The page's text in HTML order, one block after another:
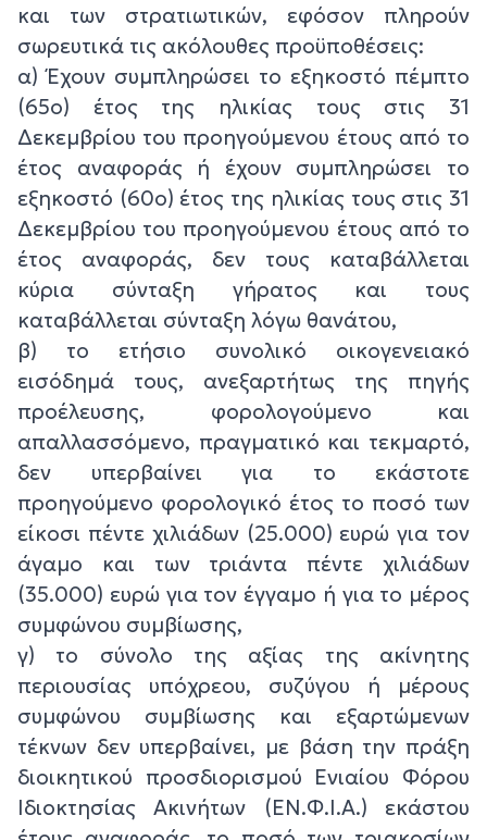
και των στρατιωτικών, εφόσον πληρούν
σωρευτικά τις ακόλουθες προϋποθέσεις:
α) Έχουν συμπληρώσει το εξηκοστό πέμπτο
(65ο) έτος της ηλικίας τους στις 31
Δεκεμβρίου του προηγούμενου έτους από το
έτος αναφοράς ή έχουν συμπληρώσει το
εξηκοστό (60ο) έτος της ηλικίας τους στις 31
Δεκεμβρίου του προηγούμενου έτους από το
έτος αναφοράς, δεν τους καταβάλλεται
κύρια σύνταξη γήρατος και τους
καταβάλλεται σύνταξη λόγω θανάτου,
β) το ετήσιο συνολικό οικογενειακό
εισόδημά τους, ανεξαρτήτως της πηγής
προέλευσης, φορολογούμενο και
απαλλασσόμενο, πραγματικό και τεκμαρτό,
δεν υπερβαίνει για το εκάστοτε
προηγούμενο φορολογικό έτος το ποσό των
είκοσι πέντε χιλιάδων (25.000) ευρώ για τον
άγαμο και των τριάντα πέντε χιλιάδων
(35.000) ευρώ για τον έγγαμο ή για το μέρος
συμφώνου συμβίωσης,
γ) το σύνολο της αξίας της ακίνητης
περιουσίας υπόχρεου, συζύγου ή μέρους
συμφώνου συμβίωσης και εξαρτώμενων
τέκνων δεν υπερβαίνει, με βάση την πράξη
διοικητικού προσδιορισμού Ενιαίου Φόρου
Ιδιοκτησίας Ακινήτων (ΕΝ.Φ.Ι.Α.) εκάστου